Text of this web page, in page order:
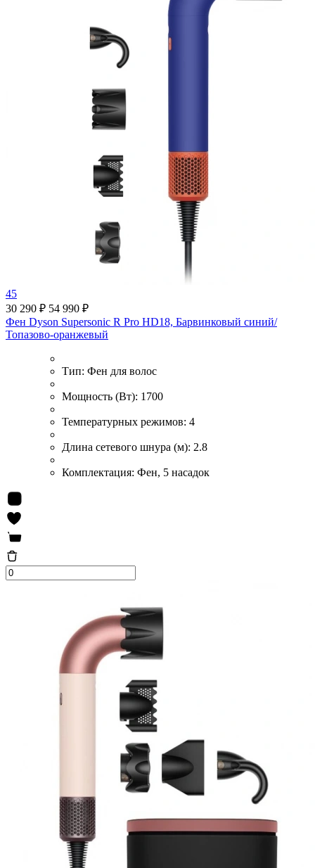
45
30 290 ₽ 54 990 ₽
Фен Dyson Supersonic R Pro HD18, Барвинковый синий/
Топазово-оранжевый
Тип: Фен для волос
Мощность (Вт): 1700
Температурных режимов: 4
Длина сетевого шнура (м): 2.8
Комплектация: Фен, 5 насадок